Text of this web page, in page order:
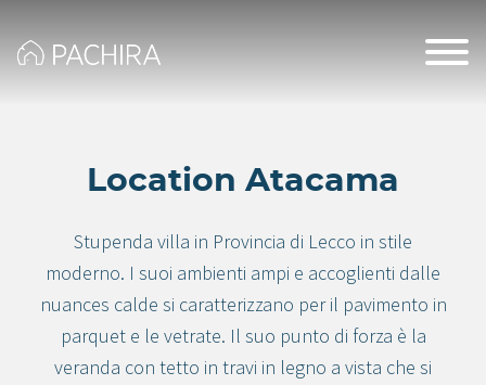
Location Atacama
Stupenda villa in Provincia di Lecco in stile
moderno. I suoi ambienti ampi e accoglienti dalle
nuances calde si caratterizzano per il pavimento in
parquet e le vetrate. Il suo punto di forza è la
veranda con tetto in travi in legno a vista che si